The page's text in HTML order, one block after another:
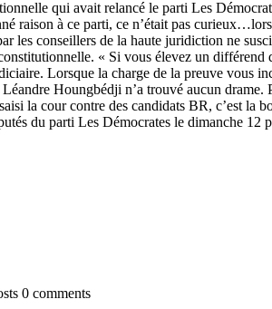
qui avait relancé le parti Les
raison à ce parti, ce n’était pas
les conseillers de la haute juridiction ne
« Si vous élevez un
Lorsque la charge de la preuve vous
Houngbédji n’a trouvé aucun
la cour contre des candidats BR, c’est la
du parti Les Démocrates le dimanche
0 comments